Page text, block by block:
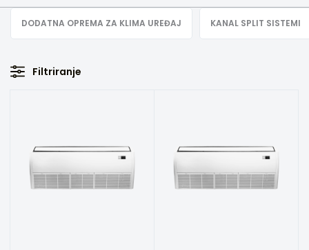
DODATNA OPREMA ZA KLIMA UREĐAJ KANAL SPLIT SISTEMI
Filtriranje